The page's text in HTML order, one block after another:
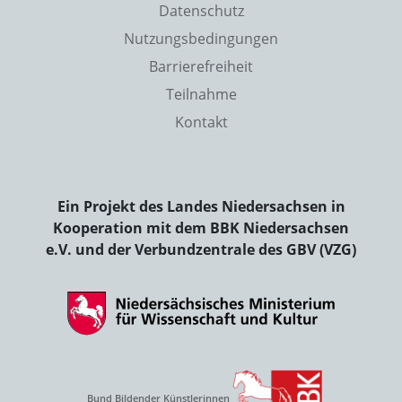
Datenschutz
Nutzungsbedingungen
Barrierefreiheit
Teilnahme
Kontakt
Ein Projekt des Landes Niedersachsen in
Kooperation mit dem BBK Niedersachsen
e.V. und der Verbundzentrale des GBV (VZG)
Bund Bildender Künstlerinnen